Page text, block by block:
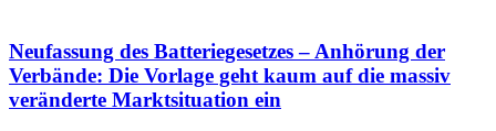
Neufassung des Batteriegesetzes – Anhörung der
Verbände: Die Vorlage geht kaum auf die massiv
veränderte Marktsituation ein